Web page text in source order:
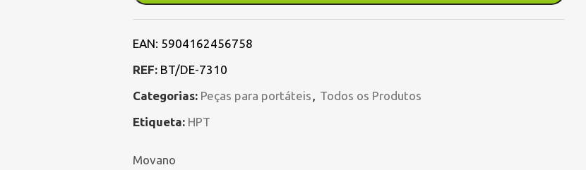
EAN: 5904162456758
REF: BT/DE-7310
Categorias: Peças para portáteis , Todos os Produtos
Etiqueta: HPT
Movano